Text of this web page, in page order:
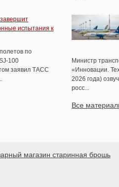
испытания к
по
100
заявил ТАСС
Министр
«Инновации.
2026 года)
росс...
Все
магазин старинная брошь